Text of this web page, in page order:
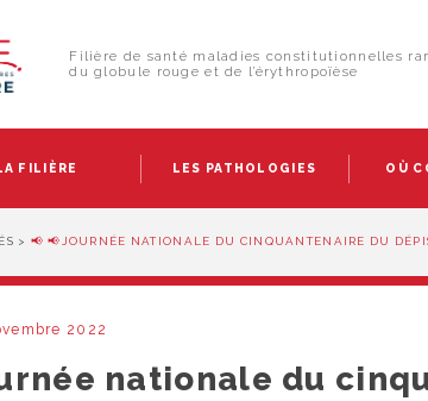
Filière de santé maladies constitutionnelles
du globule rouge et de l’érythropoïèse
FILIÈRE LES PATHOLOGIES OÙ
> 📢 📢JOURNÉE NATIONALE DU CINQUANTENAIRE DU
2022
nationale du